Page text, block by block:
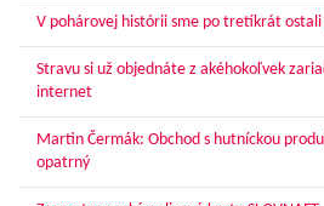
V pohárovej histórii sme po tretíkrát
Stravu si už objednáte z akéhokoľvek
internet
Martin Čermák: Obchod s hutníckou
opatrný